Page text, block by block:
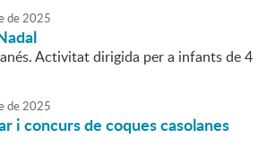
de2025
Activitat dirigida per a infants de 4
de2025
i concurs de coques casolanes